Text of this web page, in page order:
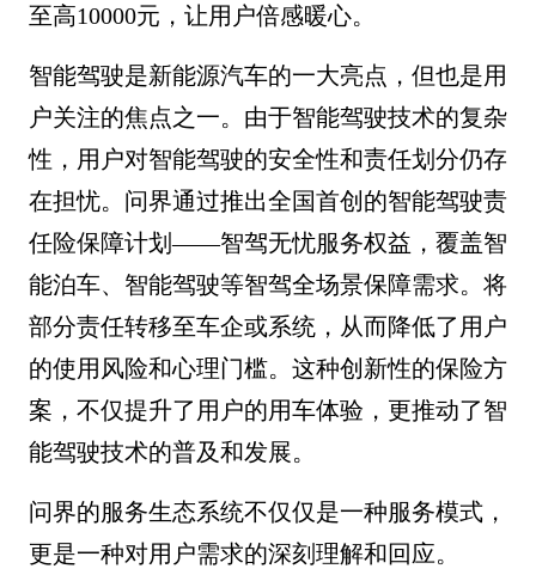
至高10000元，让用户倍感暖心。
智能驾驶是新能源汽车的一大亮点，但也是用
户关注的焦点之一。由于智能驾驶技术的复杂
性，用户对智能驾驶的安全性和责任划分仍存
在担忧。问界通过推出全国首创的智能驾驶责
任险保障计划——智驾无忧服务权益，覆盖智
能泊车、智能驾驶等智驾全场景保障需求。将
部分责任转移至车企或系统，从而降低了用户
的使用风险和心理门槛。这种创新性的保险方
案，不仅提升了用户的用车体验，更推动了智
能驾驶技术的普及和发展。
问界的服务生态系统不仅仅是一种服务模式，
更是一种对用户需求的深刻理解和回应。